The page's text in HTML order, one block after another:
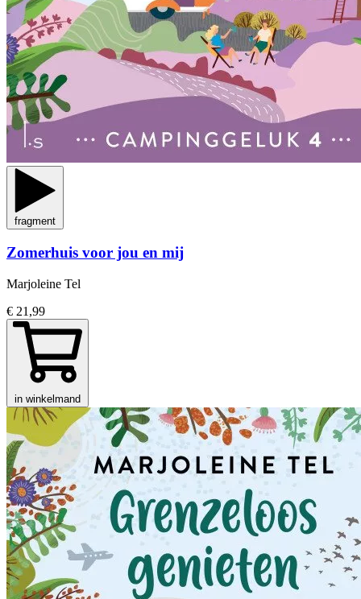
fragment
Zomerhuis voor jou en mij
Marjoleine Tel
€ 21,99
in winkelmand